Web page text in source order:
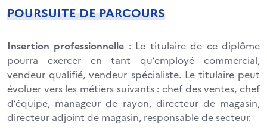
POURSUITE DE PARCOURS
Insertion professionnelle : Le titulaire de ce diplôme
pourra exercer en tant qu’employé commercial,
vendeur qualifié, vendeur spécialiste. Le titulaire peut
évoluer vers les métiers suivants : chef des ventes, chef
d’équipe, manageur de rayon, directeur de magasin,
directeur adjoint de magasin, responsable de secteur.